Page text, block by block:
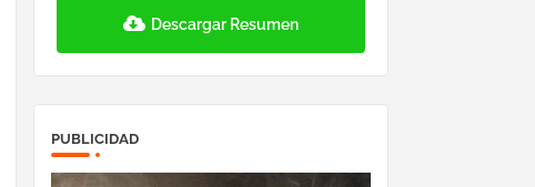
Descargar Resumen
PUBLICIDAD